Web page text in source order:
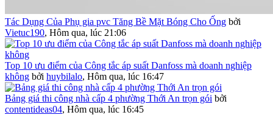
Tác Dụng Của Phụ gia pvc Tăng Bề Mặt Bóng Cho Ống bởi
Vietuc190, Hôm qua, lúc 21:06
Top 10 ưu điểm của Công tắc áp suất Danfoss mà doanh nghiệp
không bởi huybilalo, Hôm qua, lúc 16:47
Bảng giá thi công nhà cấp 4 phường Thới An trọn gói bởi
contentideas04, Hôm qua, lúc 16:45